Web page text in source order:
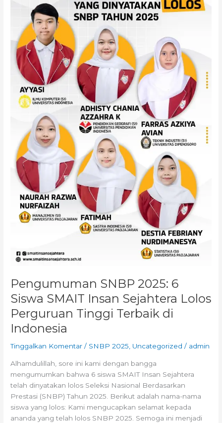
Pengumuman SNBP 2025: 6
Siswa SMAIT Insan Sejahtera Lolos
Perguruan Tinggi Terbaik di
Indonesia
Tinggalkan Komentar / SNBP 2025, Uncategorized / admin
Alhamdulillah, sore ini kami dengan bangga
mengumumkan bahwa 6 siswa SMAIT Insan Sejahtera
telah dinyatakan lolos Seleksi Nasional Berdasarkan
Prestasi (SNBP) Tahun 2025. Berikut adalah nama-nama
siswa yang lolos: Kami mengucapkan selamat kepada
ananda yang telah lolos SNBP 2025. Semoga ini menjadi
Perguruan
Tinggi
Terbaik
di
Indonesia